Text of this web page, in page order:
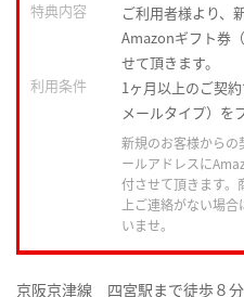
特典内容
ご利用者様より、
Amazonギフト券
せて頂きます。
利用条件
1ヶ月以上のご契
メールタイプ）を
新規のお客様からの
ールアドレスに
付させて頂きます。
上ご連絡がない場
いませ。
京阪京津線 四宮駅まで徒歩８